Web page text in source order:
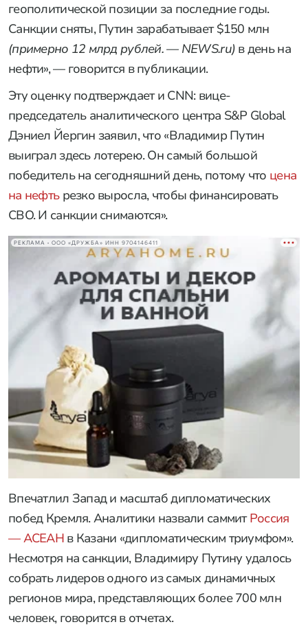
геополитической позиции за последние годы.
Санкции сняты, Путин зарабатывает $150 млн
(примерно 12 млрд рублей. — NEWS.ru) в день на
нефти», — говорится в публикации.
Эту оценку подтверждает и CNN: вице-
председатель аналитического центра S&P Global
Дэниел Йергин заявил, что «Владимир Путин
выиграл здесь лотерею. Он самый большой
победитель на сегодняшний день, потому что цена
на нефть резко выросла, чтобы финансировать
СВО. И санкции снимаются».
РЕКЛАМА • ООО «ДРУЖБА» ИНН 9704146411
Впечатлил Запад и масштаб дипломатических
побед Кремля. Аналитики назвали саммитРоссия
— АСЕАНв Казани «дипломатическим триумфом».
Несмотря на санкции, Владимиру Путину удалось
собрать лидеров одного из самых динамичных
регионов мира, представляющих более 700 млн
человек, говорится в отчетах.